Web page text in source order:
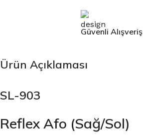
Güvenli Alışveriş
Ürün Açıklaması
SL-903
Reflex Afo (Sağ/Sol)